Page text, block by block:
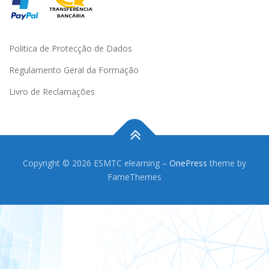
Politica de Protecção de Dados
Regulamento Geral da Formação
Livro de Reclamações
Copyright © 2026 ESMTC elearning – OnePress theme by
FameThemes